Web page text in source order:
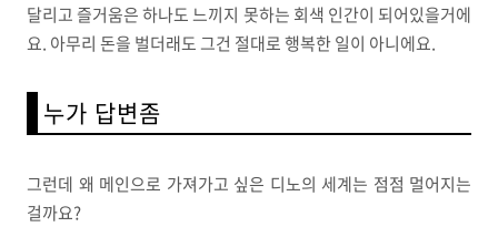
달리고 즐거움은 하나도 느끼지 못하는 회색 인간이 되어있을거에
요. 아무리 돈을 벌더래도 그건 절대로 행복한 일이 아니에요.
누가 답변좀
그런데 왜 메인으로 가져가고 싶은 디노의 세계는 점점 멀어지는
걸까요?